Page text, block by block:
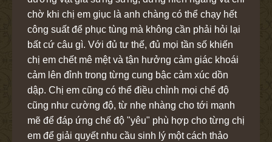
chờ khi chị em giục là anh chàng có thể chạy hết
công suất để phục tùng mà không cần phải hỏi lại
bất cứ câu gì. Với đủ tư thế, đủ mọi tần số khiến
chị em chết mê mệt và tận hưởng cảm giác khoái
cảm lên đỉnh trong từng cung bậc cảm xúc dồn
dập. Chị em cũng có thể điều chỉnh mọi chế độ
cũng như cường độ, từ nhẹ nhàng cho tới mạnh
mẽ để đáp ứng chế độ "yêu" phù hợp cho từng chị
em để giải quyết nhu cầu sinh lý một cách thảo